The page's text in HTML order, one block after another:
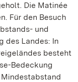
Die Matinée
Für den Besuch
und
des Landes: In
besteht
Bedeckung